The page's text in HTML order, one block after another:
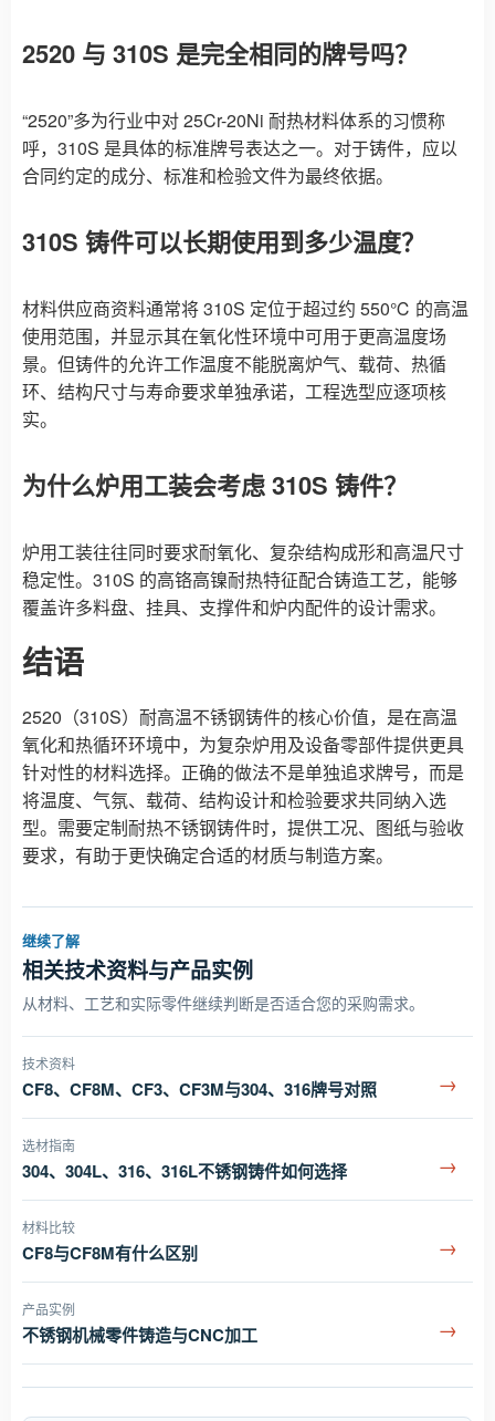
2520 与 310S 是完全相同的牌号吗？
“2520”多为行业中对 25Cr-20Ni 耐热材料体系的习惯称
呼，310S 是具体的标准牌号表达之一。对于铸件，应以
合同约定的成分、标准和检验文件为最终依据。
310S 铸件可以长期使用到多少温度？
材料供应商资料通常将 310S 定位于超过约 550℃ 的高温
使用范围，并显示其在氧化性环境中可用于更高温度场
景。但铸件的允许工作温度不能脱离炉气、载荷、热循
环、结构尺寸与寿命要求单独承诺，工程选型应逐项核
实。
为什么炉用工装会考虑 310S 铸件？
炉用工装往往同时要求耐氧化、复杂结构成形和高温尺寸
稳定性。310S 的高铬高镍耐热特征配合铸造工艺，能够
覆盖许多料盘、挂具、支撑件和炉内配件的设计需求。
结语
2520（310S）耐高温不锈钢铸件的核心价值，是在高温
氧化和热循环环境中，为复杂炉用及设备零部件提供更具
针对性的材料选择。正确的做法不是单独追求牌号，而是
将温度、气氛、载荷、结构设计和检验要求共同纳入选
型。需要定制耐热不锈钢铸件时，提供工况、图纸与验收
要求，有助于更快确定合适的材质与制造方案。
继续了解
相关技术资料与产品实例
从材料、工艺和实际零件继续判断是否适合您的采购需求。
技术资料
CF8、CF8M、CF3、CF3M与304、316牌号对照 →
选材指南
304、304L、316、316L不锈钢铸件如何选择 →
材料比较
CF8与CF8M有什么区别 →
产品实例
不锈钢机械零件铸造与CNC加工 →